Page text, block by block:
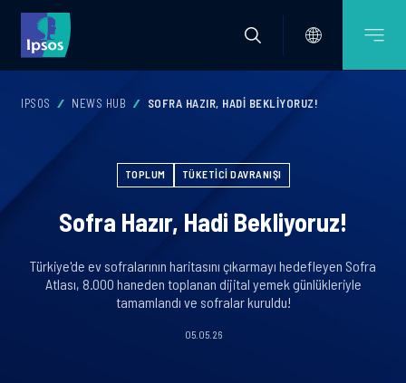
IPSOS NEWS HUB SOFRA HAZIR, HADI BEKLIYORUZ!
TOPLUM TÜKETICI DAVRANIŞI
Sofra Hazır, Hadi Bekliyoruz!
Türkiye'de ev sofralarının haritasını çıkarmayı hedefleyen Sofra
Atlası, 8.000 haneden toplanan dijital yemek günlükleriyle
tamamlandı ve sofralar kuruldu!
05.05.26